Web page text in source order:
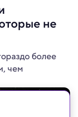
не
более
чем